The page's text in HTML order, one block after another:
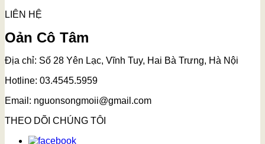
LIÊN HỆ
Oản Cô Tâm
Địa chỉ: Số 28 Yên Lạc, Vĩnh Tuy, Hai Bà Trưng, Hà Nội
Hotline: 03.4545.5959
Email: nguonsongmoii@gmail.com
THEO DÕI CHÚNG TÔI